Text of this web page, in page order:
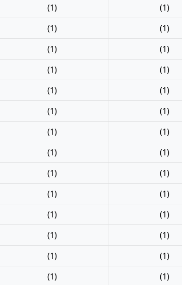
(1) (1)
(1) (1)
(1) (1)
(1) (1)
(1) (1)
(1) (1)
(1) (1)
(1) (1)
(1) (1)
(1) (1)
(1) (1)
(1) (1)
(1) (1)
(1) (1)